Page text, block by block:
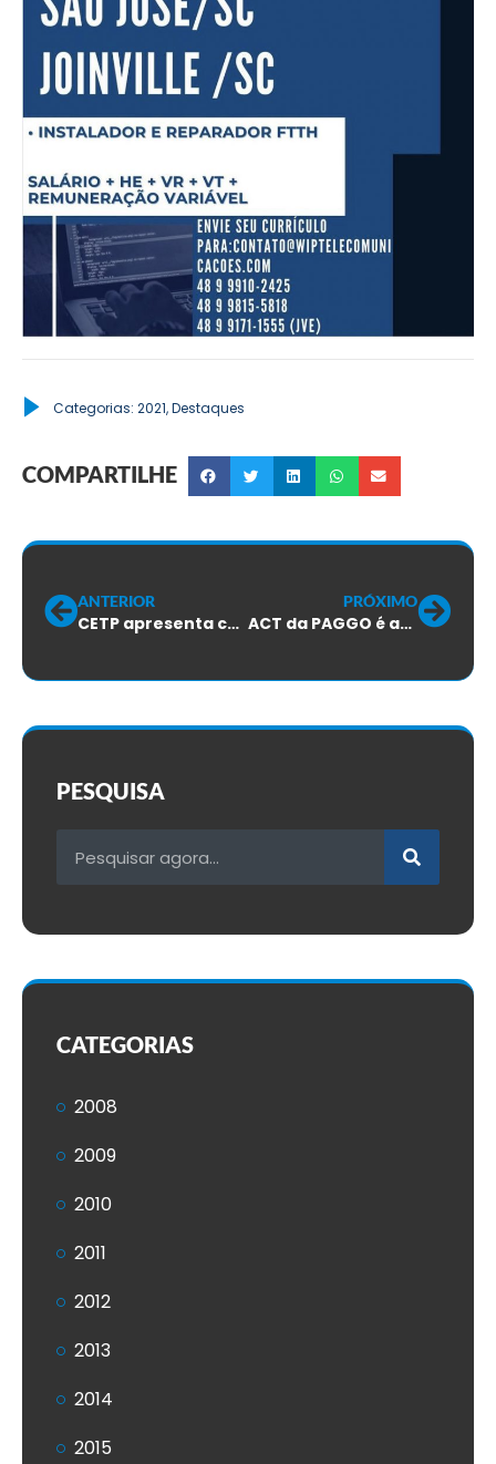
Categorias: 2021,Destaques
COMPARTILHE
ANTERIOR
CETP apresenta contraproposta do ACT e votação será nesta quarta-feira
PRÓXIMO
ACT da PAGGO é aprovado em assembleia
PESQUISA
CATEGORIAS
2008
2009
2010
2011
2012
2013
2014
2015